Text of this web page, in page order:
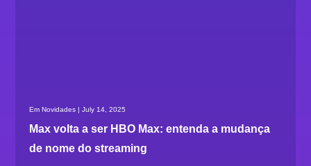
Em Novidades | July 14, 2025
Max volta a ser HBO Max: entenda a mudança
de nome do streaming